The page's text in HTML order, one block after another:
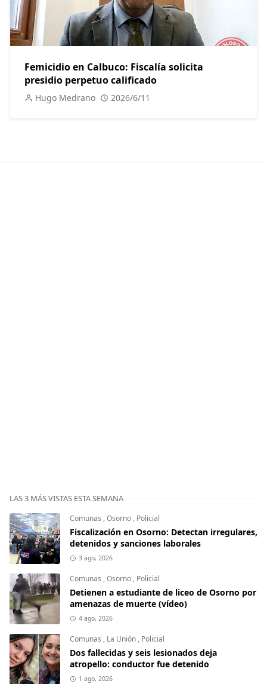
Femicidio en Calbuco: Fiscalía solicita
presidio perpetuo calificado
Hugo Medrano 2026/6/11
LAS 3 MÁS VISTAS ESTA SEMANA
Comunas ,Osorno , Policial
Fiscalización en Osorno: Detectan irregulares,
detenidos y sanciones laborales
3 ago, 2026
Comunas ,Osorno , Policial
Detienen a estudiante de liceo de Osorno por
amenazas de muerte (vídeo)
4 ago, 2026
Comunas , La Unión , Policial
Dos fallecidas y seis lesionados deja
atropello: conductor fue detenido
1 ago, 2026